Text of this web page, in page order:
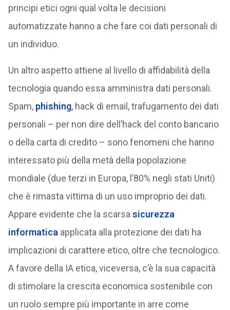
principi etici ogni qual volta le decisioni
automatizzate hanno a che fare coi dati personali di
un individuo.
Un altro aspetto attiene al livello di affidabilità della
tecnologia quando essa amministra dati personali.
Spam, phishing, hack di email, trafugamento dei dati
personali – per non dire dell’hack del conto bancario
o della carta di credito – sono fenomeni che hanno
interessato più della metà della popolazione
mondiale (due terzi in Europa, l’80% negli stati Uniti)
che è rimasta vittima di un uso improprio dei dati.
Appare evidente che la scarsa sicurezza
informatica applicata alla protezione dei dati ha
implicazioni di carattere etico, oltre che tecnologico.
A favore della IA etica, viceversa, c’è la sua capacità
di stimolare la crescita economica sostenibile con
un ruolo sempre più importante in arre come